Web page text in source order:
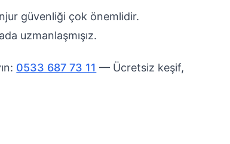
güvenliği çok önemlidir.
uzmanlaşmışız.
0533 687 73 11 — Ücretsiz keşif,